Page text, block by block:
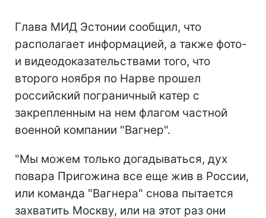
Глава МИД Эстонии сообщил, что
располагает информацией, а также фото-
и видеодоказательствами того, что
второго ноября по Нарве прошел
российский пограничный катер с
закрепленным на нем флагом частной
военной компании "Вагнер".
"Мы можем только догадываться, дух
повара Пригожина все еще жив в России,
или команда "Вагнера" снова пытается
захватить Москву, или на этот раз они